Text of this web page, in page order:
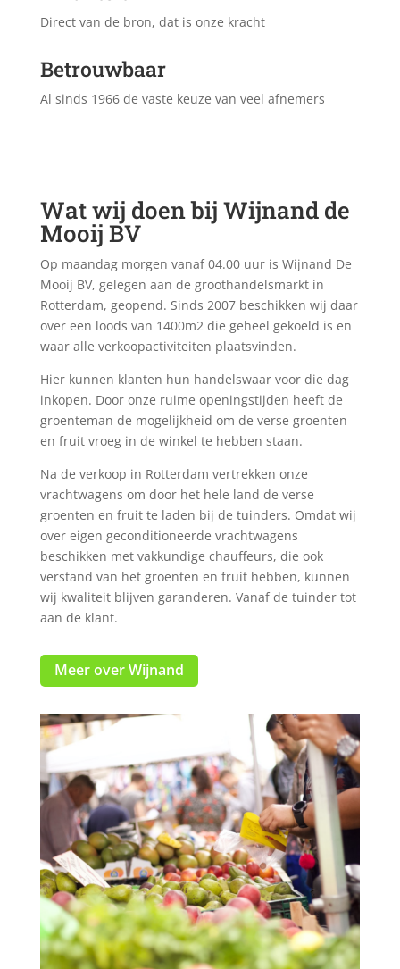
Direct van de bron, dat is onze kracht
Betrouwbaar
Al sinds 1966 de vaste keuze van veel afnemers
Wat wij doen bij Wijnand de
Mooij BV
Op maandag morgen vanaf 04.00 uur is Wijnand De
Mooij BV, gelegen aan de groothandelsmarkt in
Rotterdam, geopend. Sinds 2007 beschikken wij daar
over een loods van 1400m2 die geheel gekoeld is en
waar alle verkoopactiviteiten plaatsvinden.
Hier kunnen klanten hun handelswaar voor die dag
inkopen. Door onze ruime openingstijden heeft de
groenteman de mogelijkheid om de verse groenten
en fruit vroeg in de winkel te hebben staan.
Na de verkoop in Rotterdam vertrekken onze
vrachtwagens om door het hele land de verse
groenten en fruit te laden bij de tuinders. Omdat wij
over eigen geconditioneerde vrachtwagens
beschikken met vakkundige chauffeurs, die ook
verstand van het groenten en fruit hebben, kunnen
wij kwaliteit blijven garanderen. Vanaf de tuinder tot
aan de klant.
Meer over Wijnand